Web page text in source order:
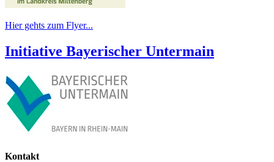
Hier gehts zum Flyer...
Initiative Bayerischer Untermain
Kontakt